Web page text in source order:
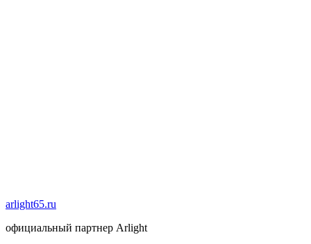
arlight65.ru
официальный партнер Arlight